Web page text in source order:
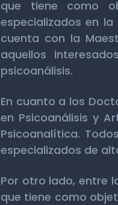
que tiene como
especializados en
cuenta con la
aquellos
psicoanálisis.
En cuanto a los
en Psicoanálisis y
Psicoanalítica.
especializados de
Por otro lado, entre
que tiene como